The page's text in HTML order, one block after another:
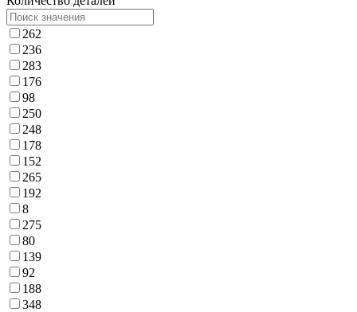
262
236
283
176
98
250
248
178
152
265
192
8
275
80
139
92
188
348